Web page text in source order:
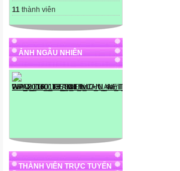
11 thành viên
ẢNH NGẪU NHIÊN
THÀNH VIÊN TRỰC TUYẾN